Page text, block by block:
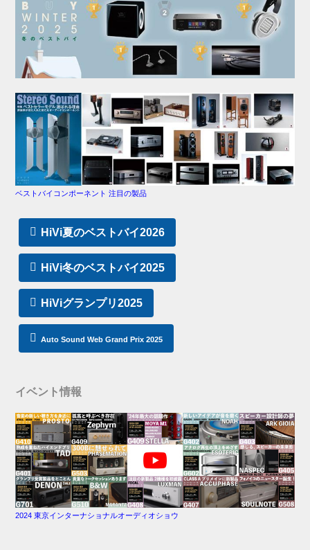
ベストバイコンポーネント 注目の製品
HiVi夏のベストバイ2026
HiVi冬のベストバイ2025
HiViグランプリ2025
Auto Sound Web Grand Prix 2025
イベント情報
2024 東京インターナショナルオーディオショウ